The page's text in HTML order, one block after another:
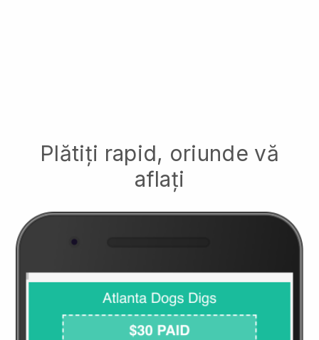
Plătiți rapid, oriunde vă
aflați